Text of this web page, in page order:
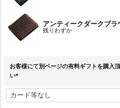
アンティークダークブラ
残りわずか
お客様にて別ページの有料ギフトを購入
い
必
須